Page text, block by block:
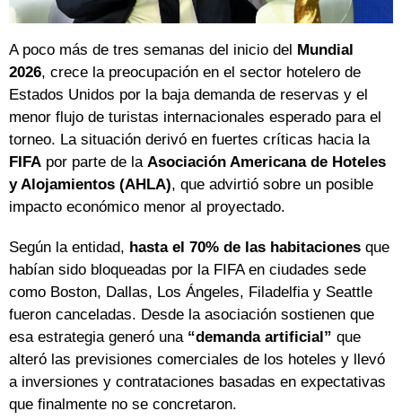
A poco más de tres semanas del inicio del Mundial
2026, crece la preocupación en el sector hotelero de
Estados Unidos por la baja demanda de reservas y el
menor flujo de turistas internacionales esperado para el
torneo. La situación derivó en fuertes críticas hacia la
FIFA por parte de la Asociación Americana de Hoteles
y Alojamientos (AHLA), que advirtió sobre un posible
impacto económico menor al proyectado.
Según la entidad, hasta el 70% de las habitaciones que
habían sido bloqueadas por la FIFA en ciudades sede
como Boston, Dallas, Los Ángeles, Filadelfia y Seattle
fueron canceladas. Desde la asociación sostienen que
esa estrategia generó una “demanda artificial” que
alteró las previsiones comerciales de los hoteles y llevó
a inversiones y contrataciones basadas en expectativas
que finalmente no se concretaron.